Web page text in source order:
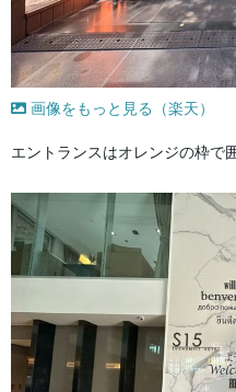
画像をもっと見る（楽天）
エントランスはオレンジの枠で